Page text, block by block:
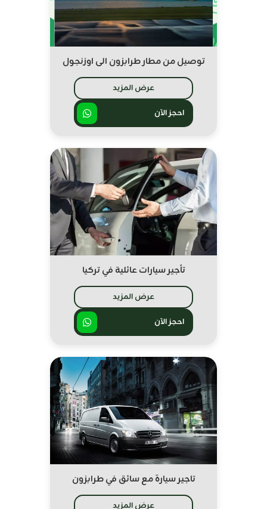
توصيل من مطار طرابزون الى اوزنجول
عرض المزيد
احجز الآن
تأجير سيارات عائلية في تركيا
عرض المزيد
احجز الآن
تاجير سيارة مع سائق في طرابزون
عرض المزيد